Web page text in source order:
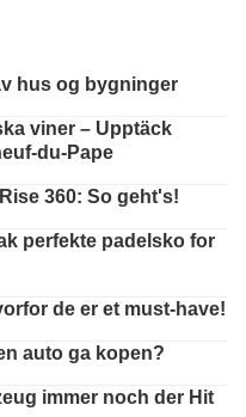
hus og bygninger
viner – Upptäck
du-Pape
360: So geht's!
perfekte padelsko for
de er et must-have!
auto ga kopen?
immer noch der Hit